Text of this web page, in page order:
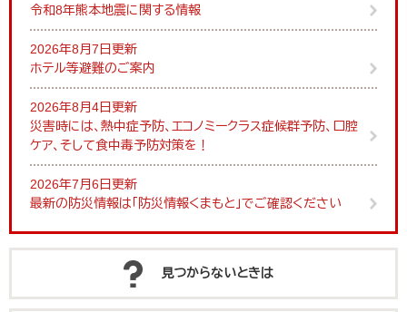
令和8年熊本地震に関する情報
2026年8月7日更新
ホテル等避難のご案内
2026年8月4日更新
災害時には、熱中症予防、エコノミークラス症候群予防、口腔
ケア、そして食中毒予防対策を！
2026年7月6日更新
最新の防災情報は「防災情報くまもと」でご確認ください
見つからないときは